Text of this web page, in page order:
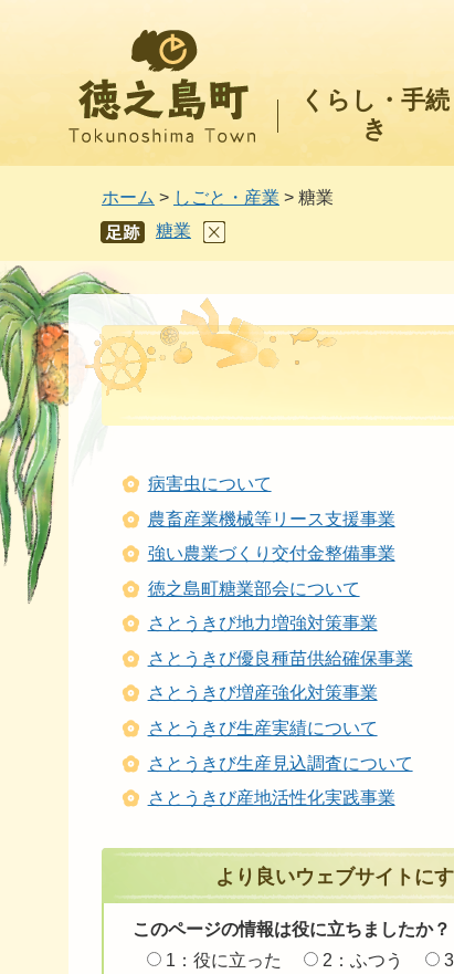
くらし・手続
き
ホーム > しごと・産業 > 糖業
あし
あと
糖業
病害虫について
農畜産業機械等リース支援事業
強い農業づくり交付金整備事業
徳之島町糖業部会について
さとうきび地力増強対策事業
さとうきび優良種苗供給確保事業
さとうきび増産強化対策事業
さとうきび生産実績について
さとうきび生産見込調査について
さとうきび産地活性化実践事業
より良いウェブサイトに
このページの情報は役に立ちましたか？
1：役に立った
2：ふつう